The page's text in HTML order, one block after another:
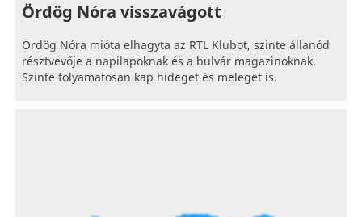
Ördög Nóra visszavágott
Ördög Nóra mióta elhagyta az RTL Klubot, szinte állanód
résztvevője a napilapoknak és a bulvár magazinoknak.
Szinte folyamatosan kap hideget és meleget is.